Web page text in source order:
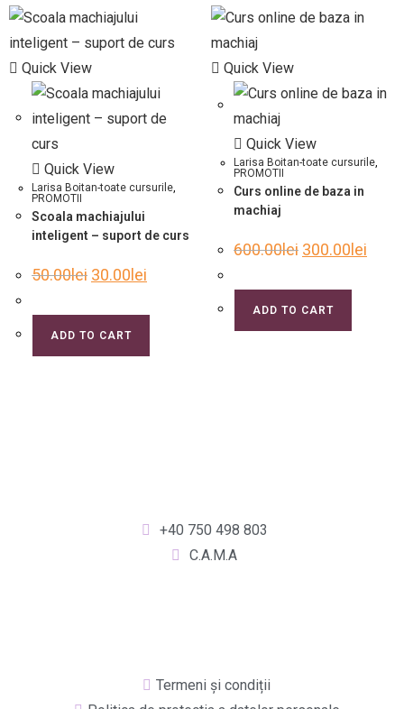
Quick View
Quick View
Larisa Boitan-toate cursurile,
PROMOTII
Scoala machiajului
inteligent – suport de curs
50.00lei 30.00 lei
ADD TO CART
Quick View
Quick View
Larisa Boitan-toate cursurile,
PROMOTII
Curs online de baza in
machiaj
600.00lei 300.00 lei
ADD TO CART
+40 750 498 803
C.A.M.A
Termeni și condiții